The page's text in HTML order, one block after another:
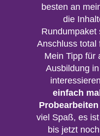
besten an
die
Rundumpaket
Anschluss total
Mein Tipp für
Ausbildung
einfach
viel Spaß, es
bis jetzt